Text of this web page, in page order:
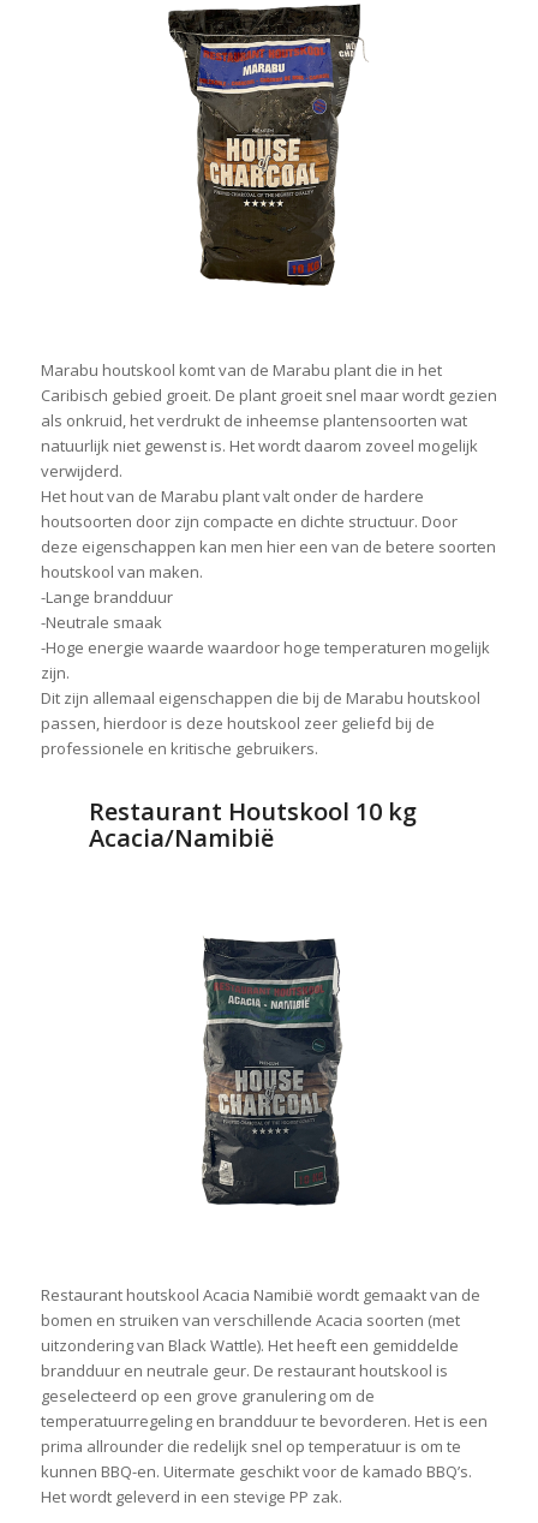
Marabu houtskool komt van de Marabu plant die in het
Caribisch gebied groeit. De plant groeit snel maar wordt gezien
als onkruid, het verdrukt de inheemse plantensoorten wat
natuurlijk niet gewenst is. Het wordt daarom zoveel mogelijk
verwijderd.
Het hout van de Marabu plant valt onder de hardere
houtsoorten door zijn compacte en dichte structuur. Door
deze eigenschappen kan men hier een van de betere soorten
houtskool van maken.
-Lange brandduur
-Neutrale smaak
-Hoge energie waarde waardoor hoge temperaturen mogelijk
zijn.
Dit zijn allemaal eigenschappen die bij de Marabu houtskool
passen, hierdoor is deze houtskool zeer geliefd bij de
professionele en kritische gebruikers.
Restaurant Houtskool 10 kg
Acacia/Namibië
Restaurant houtskool Acacia Namibië wordt gemaakt van de
bomen en struiken van verschillende Acacia soorten (met
uitzondering van Black Wattle). Het heeft een gemiddelde
brandduur en neutrale geur. De restaurant houtskool is
geselecteerd op een grove granulering om de
temperatuurregeling en brandduur te bevorderen. Het is een
prima allrounder die redelijk snel op temperatuur is om te
kunnen BBQ-en. Uitermate geschikt voor de kamado BBQ’s.
Het wordt geleverd in een stevige PP zak.